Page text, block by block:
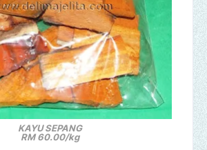
KAYU SEPANG
RM 60.00/kg